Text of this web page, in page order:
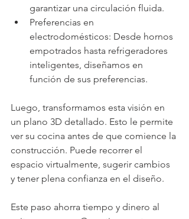
garantizar una circulación fluida.
Preferencias en
electrodomésticos: Desde hornos
empotrados hasta refrigeradores
inteligentes, diseñamos en
función de sus preferencias.
Luego, transformamos esta visión en
un plano 3D detallado. Esto le permite
ver su cocina antes de que comience la
construcción. Puede recorrer el
espacio virtualmente, sugerir cambios
y tener plena confianza en el diseño.
Este paso ahorra tiempo y dinero al